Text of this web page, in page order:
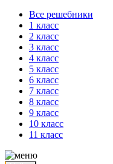
Все решебники
1 класс
2 класс
3 класс
4 класс
5 класс
6 класс
7 класс
8 класс
9 класс
10 класс
11 класс